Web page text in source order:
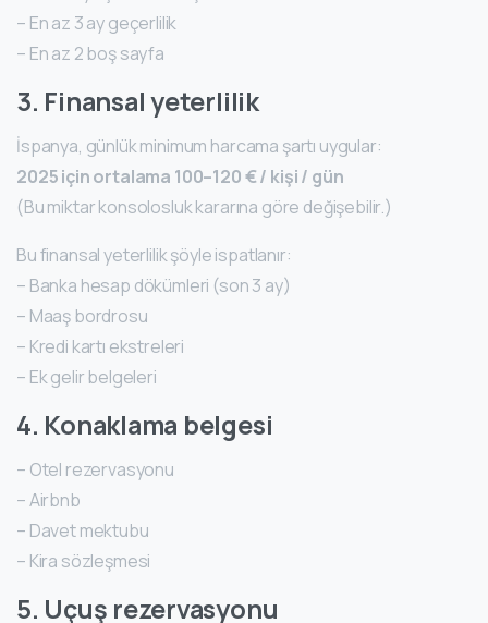
– En az 3 ay geçerlilik
– En az 2 boş sayfa
3. Finansal yeterlilik
İspanya, günlük minimum harcama şartı uygular:
2025 için ortalama 100–120 € / kişi / gün
(Bu miktar konsolosluk kararına göre değişebilir.)
Bu finansal yeterlilik şöyle ispatlanır:
– Banka hesap dökümleri (son 3 ay)
– Maaş bordrosu
– Kredi kartı ekstreleri
– Ek gelir belgeleri
4. Konaklama belgesi
– Otel rezervasyonu
– Airbnb
– Davet mektubu
– Kira sözleşmesi
5. Uçuş rezervasyonu